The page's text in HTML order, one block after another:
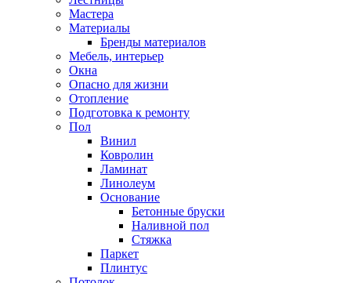
Мастера
Материалы
Бренды материалов
Мебель, интерьер
Окна
Опасно для жизни
Отопление
Подготовка к ремонту
Пол
Винил
Ковролин
Ламинат
Линолеум
Основание
Бетонные бруски
Наливной пол
Стяжка
Паркет
Плинтус